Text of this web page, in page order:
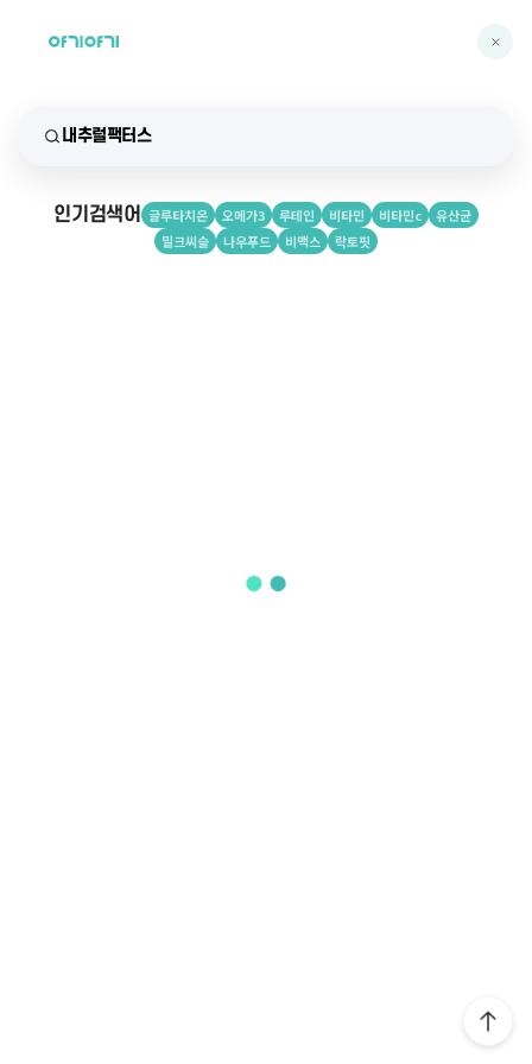
인기검색어 글루타치온 오메가3 루테인 비타민 비타민c
유산균
밀크씨슬
나우푸드 비맥스 락토핏